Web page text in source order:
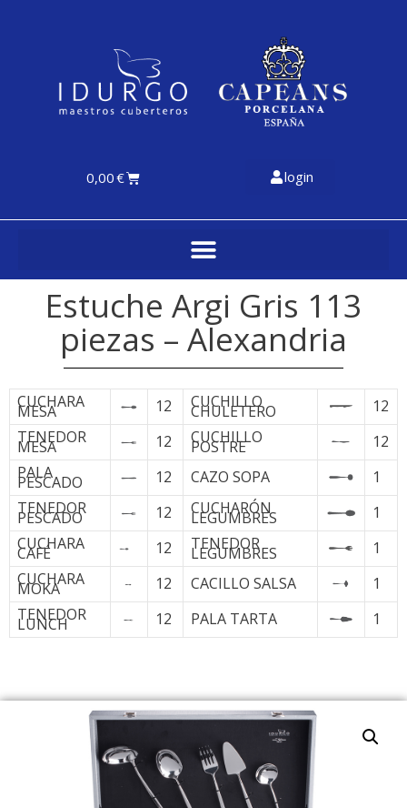
0,00€ login
Estuche Argi Gris 113
piezas – Alexandria
CUCHARA
MESA 12 CUCHILLO
CHULETERO
12
TENEDOR
MESA 12 CUCHILLO
POSTRE
12
PALA
PESCADO 12 CAZO SOPA
1
TENEDOR
PESCADO 12 CUCHARÓN
LEGUMBRES
1
CUCHARA
CAFÉ 12 TENEDOR
LEGUMBRES
1
CUCHARA
MOKA 12 CACILLO SALSA
1
TENEDOR
LUNCH 12 PALA TARTA 1